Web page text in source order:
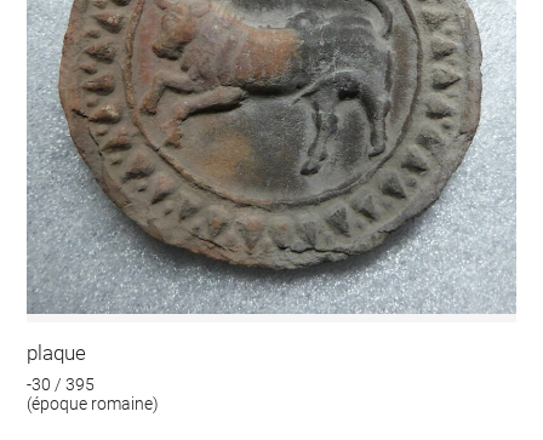
plaque
-30 / 395
(époque romaine)